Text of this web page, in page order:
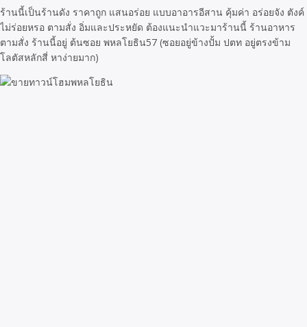
ร้านนี้เป็นร้านดัง ราคาถูก แสนอร่อย แบบอาอารอีสาน คุ้มค่า อร่อยจัง ตังค์
ไม่ร่อยหรอ ตามสั่ง อิ่มและประหยัด ต้องแนะนำแวะมาร้านนี้ ร้านอาหาร
ตามสั่ง ร้านนี้อยู่ ต้นซอย พหลโยธิน57 (ซอยอยู่ข้างปั้ม ปตท อยู่ตรงข้าม
โลตัสหลักสี่ หาง่ายมาก)